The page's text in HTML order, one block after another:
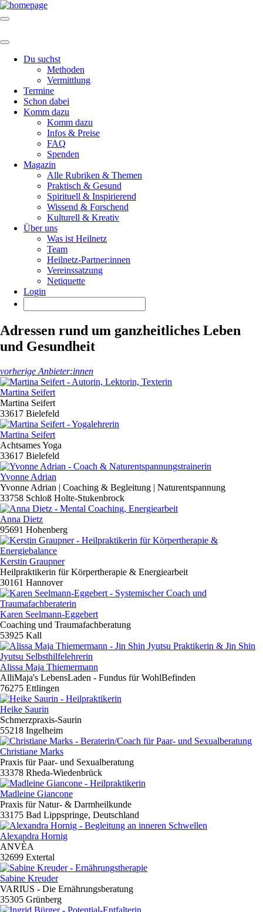
Du suchst
Methoden
Vermittlung
Termine
Schon dabei
Komm dazu
Komm dazu
Infos & Preise
FAQ
Spenden
Magazin
Alle Rubriken & Themen
Praktisch & Gesund
Spirituell & Inspirierend
Wissend & Forschend
Kulturell & Kreativ
Über uns
Was ist Heilnetz
Team
Heilnetz-Partner:innen
Vereinssatzung
Netiquette
Login
Adressen rund um ganzheitliches Leben
und Gesundheit
vorherige Anbieter:innen
Martina Seifert
Martina Seifert
33617 Bielefeld
Martina Seifert
Achtsames Yoga
33617 Bielefeld
Yvonne Adrian
Yvonne Adrian | Coaching & Begleitung | Naturentspannung
33758 Schloß Holte-Stukenbrock
Anna Dietz
95691 Hohenberg
Kerstin Graupner
Heilpraktikerin für Körpertherapie & Energiearbeit
30161 Hannover
Karen Seelmann-Eggebert
Coaching und Traumafachberatung
53925 Kall
Alissa Maja Thiemermann
AlliMaja's LebensLaden - Fundus für WohlBefinden
76275 Ettlingen
Heike Saurin
Schmerzpraxis-Saurin
55218 Ingelheim
Christiane Marks
Praxis für Paar- und Sexualberatung
33378 Rheda-Wiedenbrück
Madleine Giancone
Praxis für Natur- & Darmheilkunde
33175 Bad Lippspringe, Deutschland
Alexandra Hornig
ANVÈA
32699 Extertal
Sabine Kreuder
VARIUS - Die Ernährungsberatung
35305 Grünberg